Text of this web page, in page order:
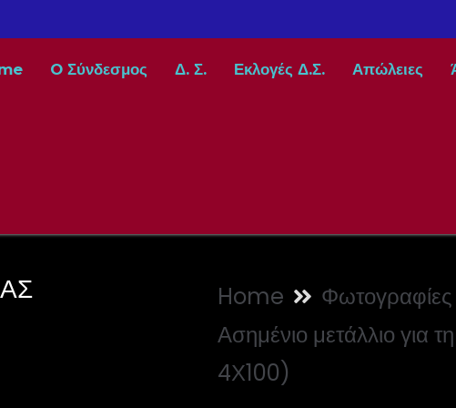
O Σύνδεσμος Δ. Σ. Εκλογές Δ.Σ. Απώλειες
Home Φωτογραφίες
Ασημένιο μετάλλιο για
4Χ100)